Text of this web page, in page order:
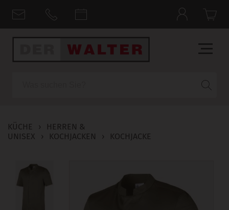
KÜCHE ›
HERREN &
UNISEX
› KOCHJACKEN › KOCHJACKE